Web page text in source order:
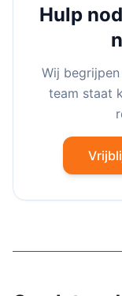
Hulp
Wij
team staat